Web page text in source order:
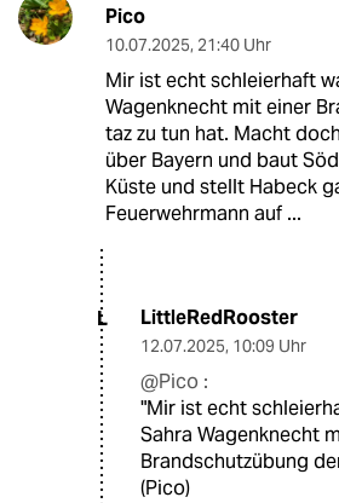
Pico
10.07.2025, 21:40 Uhr
Mir ist echt schleierhaft
Wagenknecht mit einer
taz zu tun hat. Macht
über Bayern und baut
Küste und stellt Habeck
Feuerwehrmann auf ...
L LittleRedRooster
12.07.2025, 10:09 Uhr
@Pico :
"Mir ist echt
Sahra Wagenknecht
Brandschutzübung
(Pico)